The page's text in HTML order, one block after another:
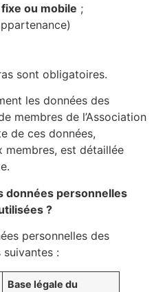
ou mobile ;
sont obligatoires.
les données des
membres de l’Association
de ces données,
membres, est détaillée
données personnelles
?
personnelles des
:
Base légale du